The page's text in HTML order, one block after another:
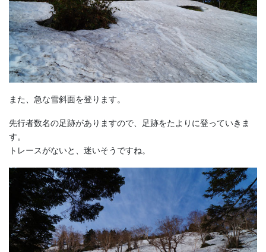
また、急な雪斜面を登ります。
先行者数名の足跡がありますので、足跡をたよりに登っていきま
す。
トレースがないと、迷いそうですね。